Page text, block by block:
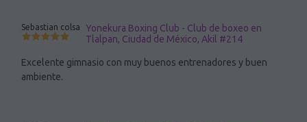
Sebastian colsa
Yonekura Boxing Club - Club de boxeo en
Tlalpan, Ciudad de México, Akil #214
Excelente gimnasio con muy buenos entrenadores y buen
ambiente.